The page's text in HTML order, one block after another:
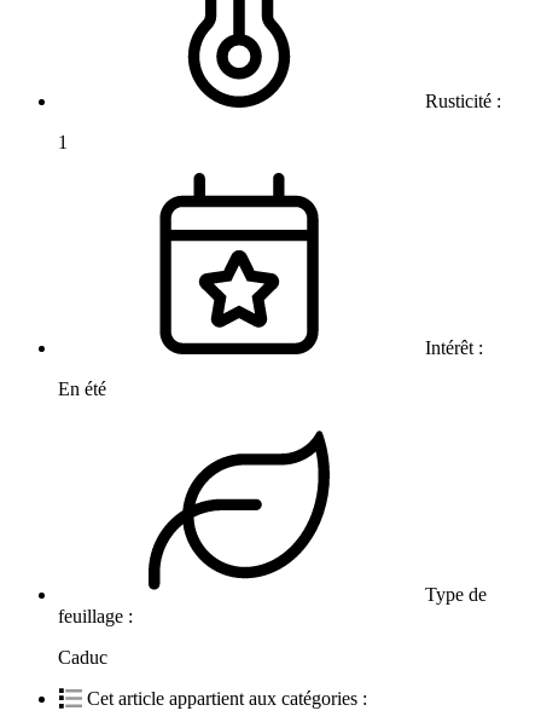
Rusticité :
1
Intérêt :
En été
Type de
feuillage :
Caduc
Cet article appartient aux catégories :